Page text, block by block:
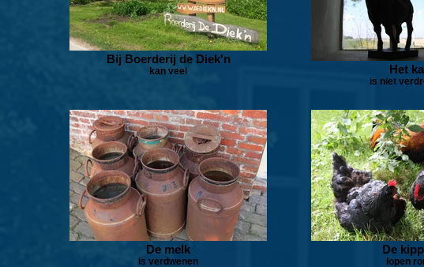
Bij Boerderij de Diek'n
kan veel Het
is niet
De melk
is verdwenen
De
lopen